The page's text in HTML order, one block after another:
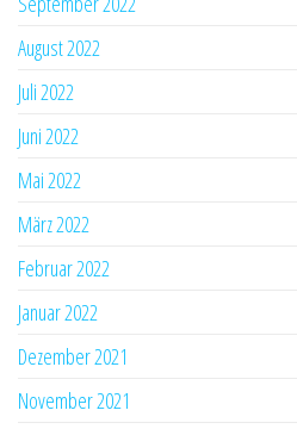
August 2022
Juli 2022
Juni 2022
Mai 2022
März 2022
Februar 2022
Januar 2022
Dezember 2021
November 2021